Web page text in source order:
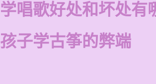
学唱歌好处和坏处有
孩子学古筝的弊端